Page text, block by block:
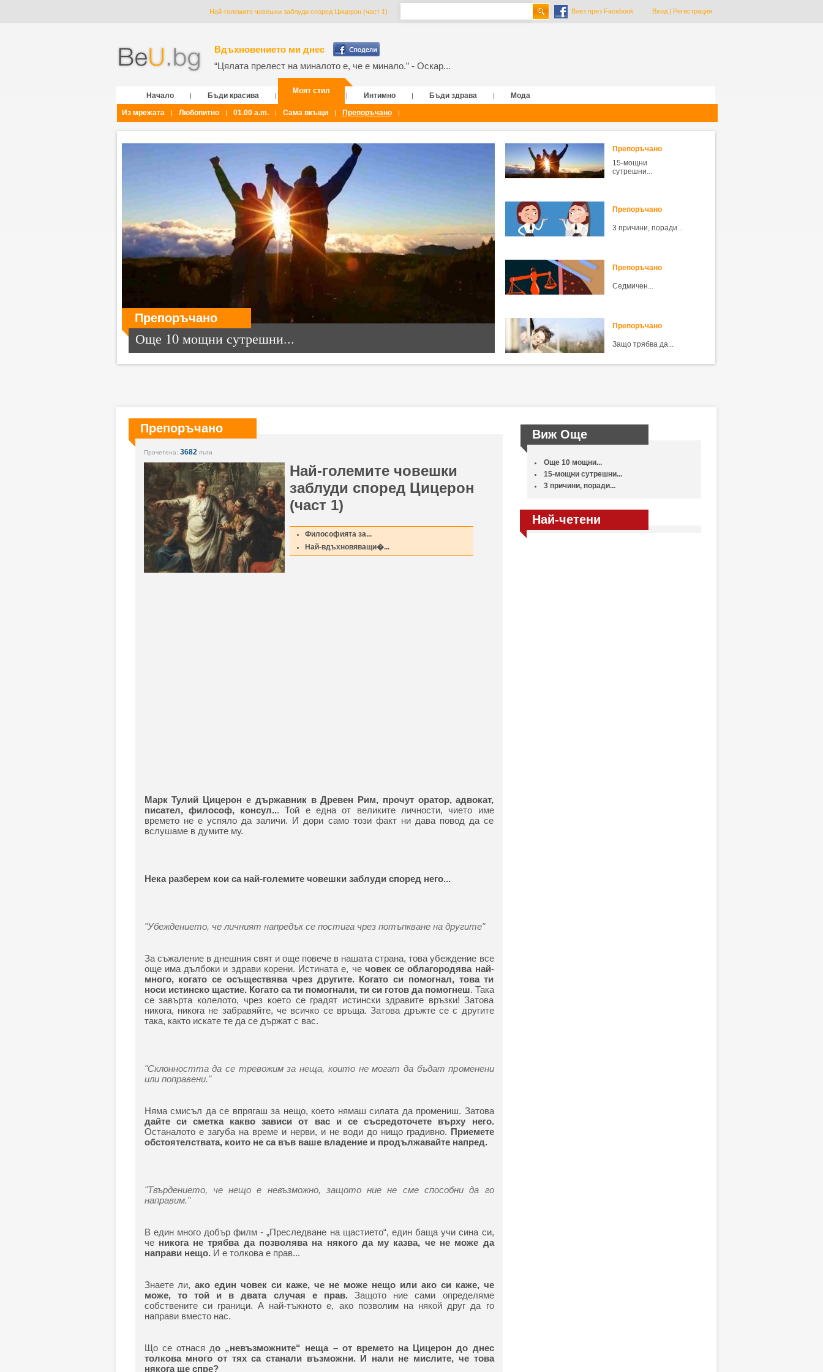
Най-големите човешки заблуди според Цицерон (част 1) Влез през Facebook Вход| Регистрация
Вдъхновението ми днес
“Цялата прелест на миналото е, че е минало.” - Оскар...
Начало | Бъди красива |
Моят стил
| Интимно | Бъди здрава |
Мода
Из мрежата
| Любопитно | 01.00 a.m. | Сама вкъщи | Препоръчано |
Препоръчано
Още 10 мощни сутрешни...
Препоръчано
15-мощни
сутрешни...
Препоръчано
3 причини, поради...
Препоръчано
Седмичен...
Препоръчано
Защо трябва да...
Препоръчано
Прочетена: 3682 пъти
Най-големите човешки
заблуди според Цицерон
(част 1)
Философията за...
Най-вдъхновяващи�...
Марк Тулий Цицерон е държавник в Древен Рим, прочут оратор, адвокат,
писател, философ, консул... Той е една от великите личности, чието име
времето не е успяло да заличи. И дори само този факт ни дава повод да се
вслушаме в думите му.
Нека разберем кои са най-големите човешки заблуди според него...
"Убеждението, че личният напредък се постига чрез потъпкване на другите"
За съжаление в днешния свят и още повече в нашата страна, това убеждение все
още има дълбоки и здрави корени. Истината е, че човек се облагородява най-
много, когато се осъществява чрез другите. Когато си помогнал, това ти
носи истинско щастие. Когато са ти помогнали, ти си готов да помогнеш. Така
се завърта колелото, чрез което се градят истински здравите връзки! Затова
никога, никога не забравяйте, че всичко се връща. Затова дръжте се с другите
така, както искате те да се държат с вас.
"Склонността да се тревожим за неща, които не могат да бъдат променени
или поправени."
Няма смисъл да се впрягаш за нещо, което нямаш силата да промениш. Затова
дайте си сметка какво зависи от вас и се съсредоточете върху него.
Останалото е загуба на време и нерви, и не води до нищо градивно. Приемете
обстоятелствата, които не са във ваше владение и продължавайте напред.
"Твърдението, че нещо е невъзможно, защото ние не сме способни да го
направим."
В един много добър филм - „Преследване на щастието“, един баща учи сина си,
че никога не трябва да позволява на някого да му казва, че не може да
направи нещо.И е толкова е прав...
Знаете ли,ако един човек си каже, че не може нещо или ако си каже, че
може, то той и в двата случая е прав. Защото ние сами определяме
собствените си граници. А най-тъжното е, ако позволим на някой друг да го
направи вместо нас.
Що се отнася до „невъзможните“ неща – от времето на Цицерон до днес
толкова много от тях са станали възможни. И нали не мислите, че това
някога ще спре?
Виж Още
Още 10 мощни...
15-мощни сутрешни...
3 причини, поради...
Най-четени